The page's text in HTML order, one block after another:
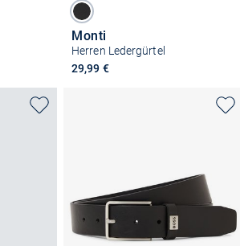
Monti
Herren Ledergürtel
29,99 €